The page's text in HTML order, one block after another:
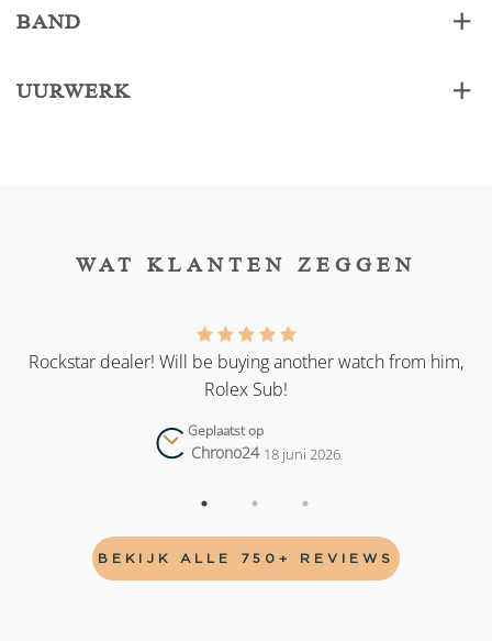
BAND
UURWERK
WAT KLANTEN ZEGGEN
Rockstar dealer! Will be buying another watch from him,
Rolex Sub!
Geplaatst op
Chrono24 18 juni 2026
BEKIJK ALLE 750+ REVIEWS